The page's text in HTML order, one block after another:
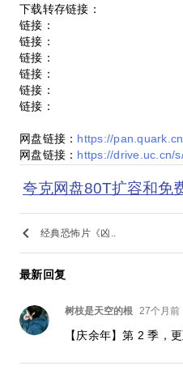
下载转存链接：
链接：
链接：
链接：
链接：
链接：
链接：
网盘链接： https://
网盘链接： https://drive.uc.cn/
夸克网盘80T扩容和免
keyboard_arrow_left 经典恐怖片《凶..
最新回复
树枝是天空的根 27个月前
【庆余年】第 2 季，